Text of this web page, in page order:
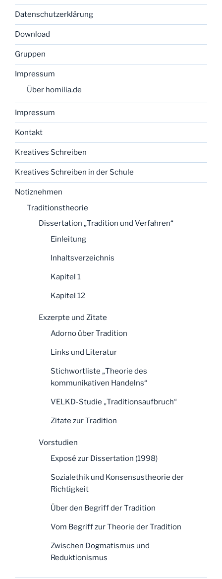
Datenschutzerklärung
Download
Gruppen
Impressum
Über homilia.de
Impressum
Kontakt
Kreatives Schreiben
Kreatives Schreiben in der Schule
Notiznehmen
Traditionstheorie
Dissertation „Tradition und Verfahren“
Einleitung
Inhaltsverzeichnis
Kapitel 1
Kapitel 12
Exzerpte und Zitate
Adorno über Tradition
Links und Literatur
Stichwortliste „Theorie des
kommunikativen Handelns“
VELKD-Studie „Traditionsaufbruch“
Zitate zur Tradition
Vorstudien
Exposé zur Dissertation (1998)
Sozialethik und Konsensustheorie der
Richtigkeit
Über den Begriff der Tradition
Vom Begriff zur Theorie der Tradition
Zwischen Dogmatismus und
Reduktionismus